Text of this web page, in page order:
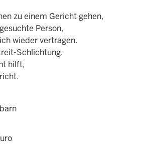
zu einem Gericht gehen,
Person,
wieder vertragen.
Schlichtung.
hilft,